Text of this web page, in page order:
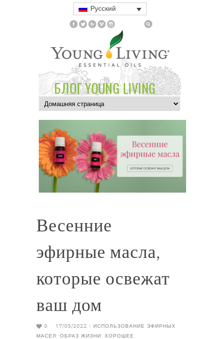
Русский
БЛОГ YOUNG LIVING
Весенние
эфирные масла,
которые освежат
ваш дом
0 17/03/2022 -
ИСПОЛЬЗОВАНИЕ ЭФИРНЫХ
МАСЕЛ
ОБРАЗ ЖИЗНИ
ХОРОШЕЕ